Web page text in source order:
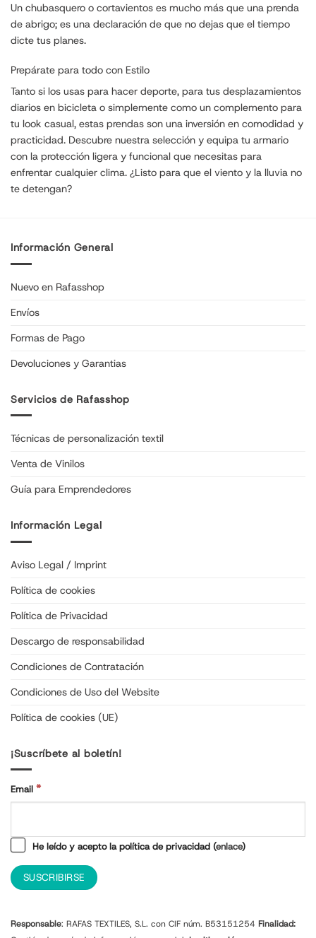
Un chubasquero o cortavientos es mucho más que una prenda
de abrigo; es una declaración de que no dejas que el tiempo
dicte tus planes.
Prepárate para todo con Estilo
Tanto si los usas para hacer deporte, para tus desplazamientos
diarios en bicicleta o simplemente como un complemento para
tu look casual, estas prendas son una inversión en comodidad y
practicidad. Descubre nuestra selección y equipa tu armario
con la protección ligera y funcional que necesitas para
enfrentar cualquier clima. ¿Listo para que el viento y la lluvia no
te detengan?
Información General
Nuevo en Rafasshop
Envíos
Formas de Pago
Devoluciones y Garantias
Servicios de Rafasshop
Técnicas de personalización textil
Venta de Vinilos
Guía para Emprendedores
Información Legal
Aviso Legal / Imprint
Política de cookies
Política de Privacidad
Descargo de responsabilidad
Condiciones de Contratación
Condiciones de Uso del Website
Política de cookies (UE)
¡Suscríbete al boletín!
Email *
He leído y acepto la política de privacidad (enlace)
Responsable: RAFAS TEXTILES, S.L. con CIF núm. B53151254 Finalidad: